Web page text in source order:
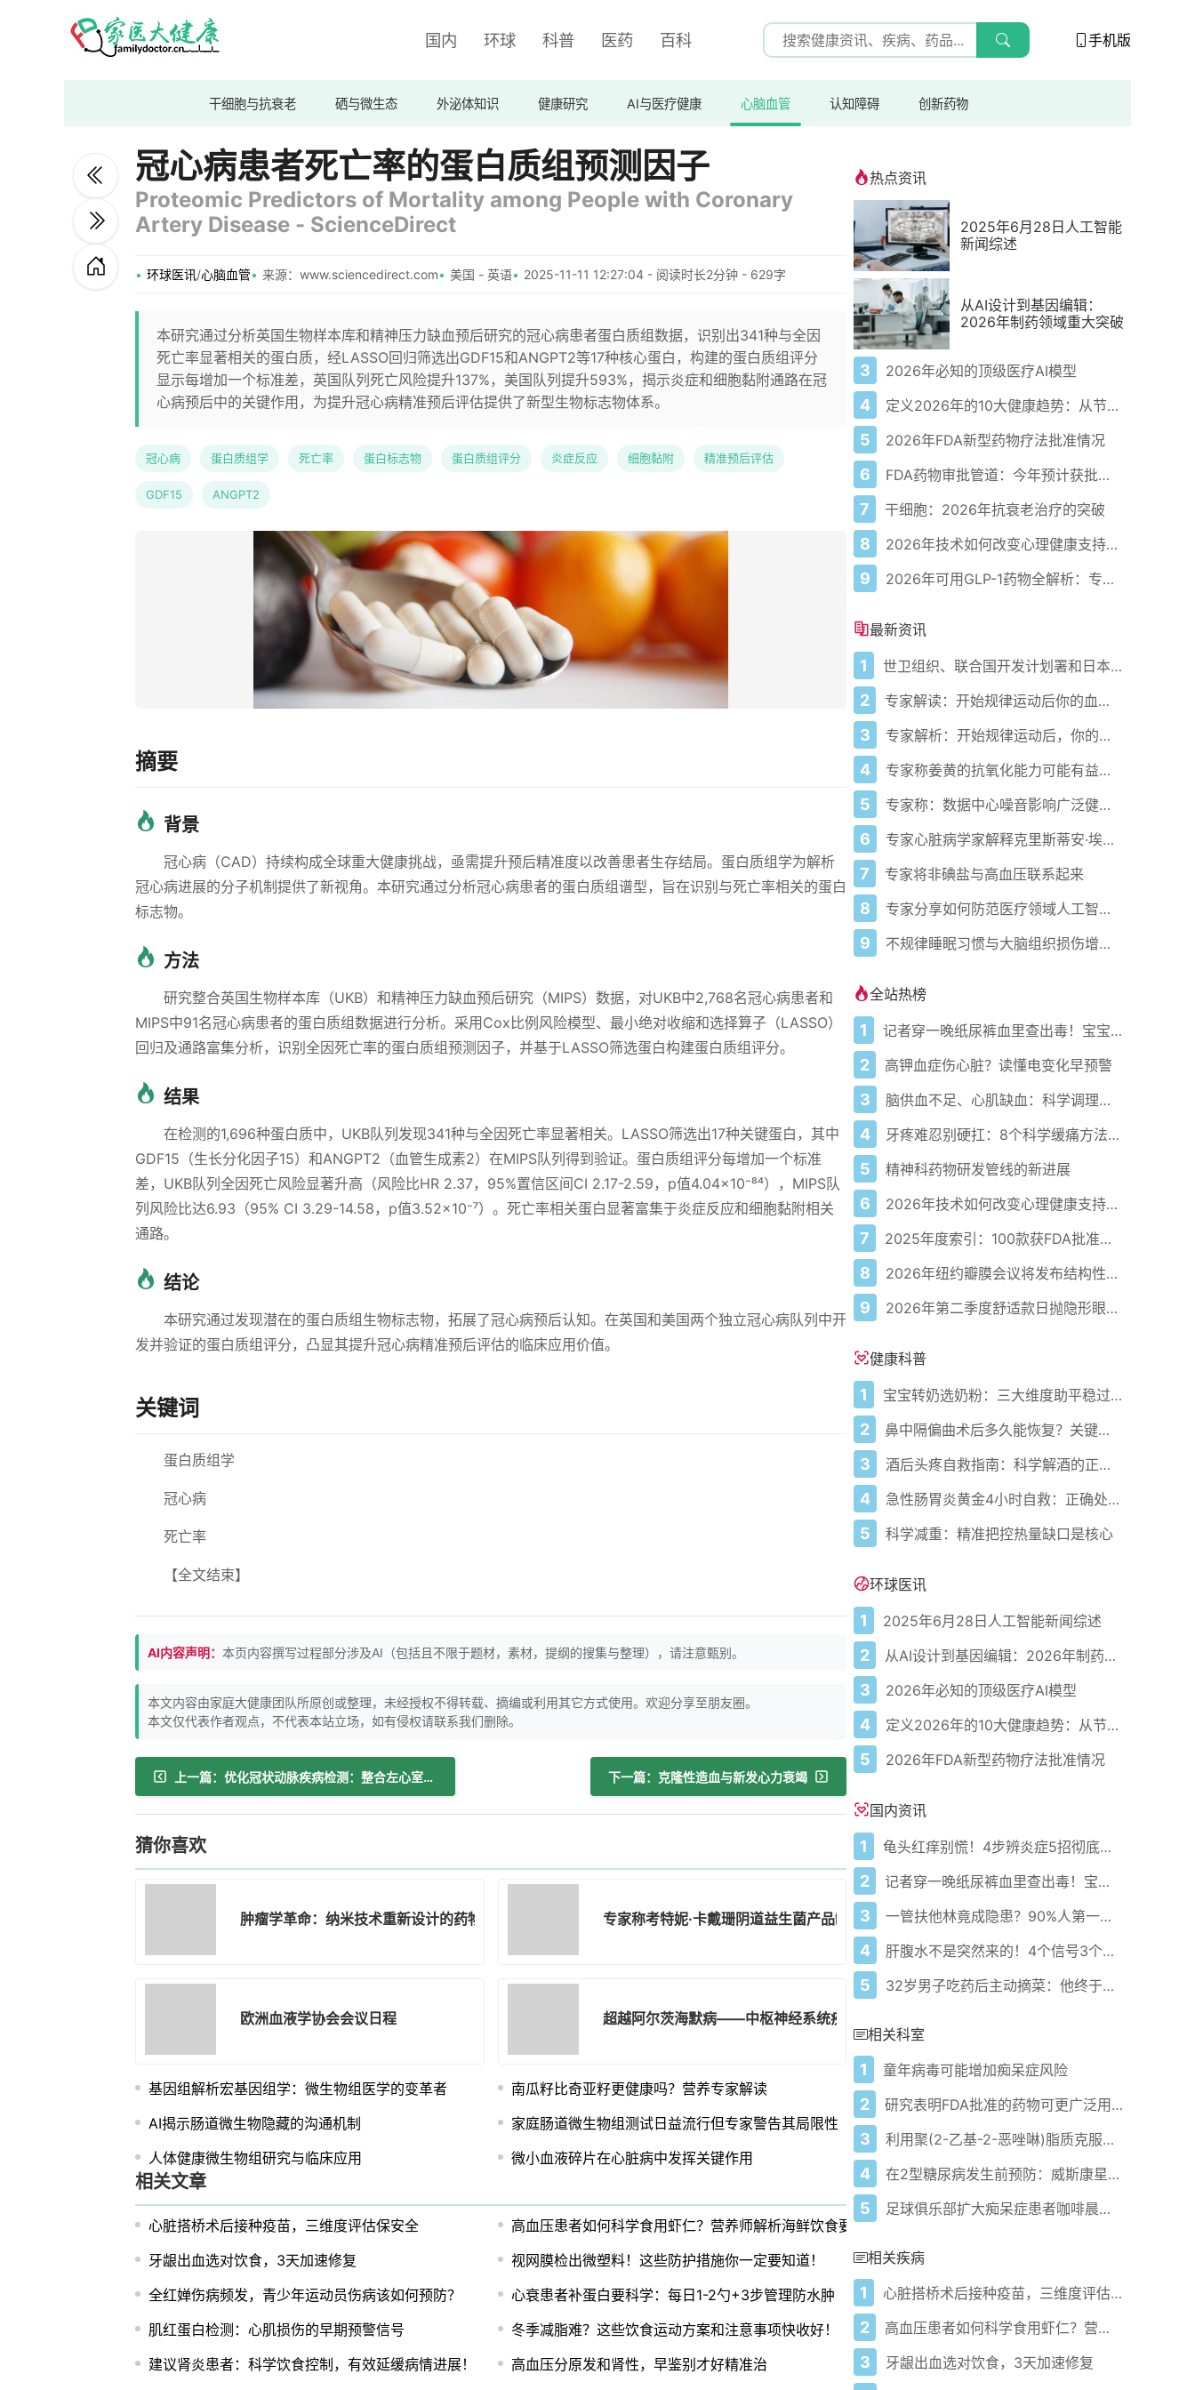
国内 环球 科普 医药 百科 手机版
干细胞与抗衰老 硒与微生态 外泌体知识 健康研究 AI与医疗健康 心脑血管 认知障碍 创新药物
冠心病患者死亡率的蛋白质组预测因子
Proteomic Predictors of Mortality among People with Coronary
Artery Disease - ScienceDirect
环球医讯/心脑血管 来源：www.sciencedirect.com 美国 - 英语 2025-11-11 12:27:04 - 阅读时长2分钟 - 629字
本研究通过分析英国生物样本库和精神压力缺血预后研究的冠心病患者蛋白质组数据，识别出341种与全因
死亡率显著相关的蛋白质，经LASSO回归筛选出GDF15和ANGPT2等17种核心蛋白，构建的蛋白质组评分
显示每增加一个标准差，英国队列死亡风险提升137%，美国队列提升593%，揭示炎症和细胞黏附通路在冠
心病预后中的关键作用，为提升冠心病精准预后评估提供了新型生物标志物体系。
冠心病 蛋白质组学 死亡率 蛋白标志物 蛋白质组评分 炎症反应 细胞黏附 精准预后评估
GDF15 ANGPT2
摘要
背景
冠心病（CAD）持续构成全球重大健康挑战，亟需提升预后精准度以改善患者生存结局。蛋白质组学为解析
冠心病进展的分子机制提供了新视角。本研究通过分析冠心病患者的蛋白质组谱型，旨在识别与死亡率相关的蛋白
标志物。
方法
研究整合英国生物样本库（UKB）和精神压力缺血预后研究（MIPS）数据，对UKB中2,768名冠心病患者和
MIPS中91名冠心病患者的蛋白质组数据进行分析。采用Cox比例风险模型、最小绝对收缩和选择算子（LASSO）
回归及通路富集分析，识别全因死亡率的蛋白质组预测因子，并基于LASSO筛选蛋白构建蛋白质组评分。
结果
在检测的1,696种蛋白质中，UKB队列发现341种与全因死亡率显著相关。LASSO筛选出17种关键蛋白，其中
GDF15（生长分化因子15）和ANGPT2（血管生成素2）在MIPS队列得到验证。蛋白质组评分每增加一个标准
差，UKB队列全因死亡风险显著升高（风险比HR 2.37，95%置信区间CI 2.17-2.59，p值4.04×10⁻⁸⁴），MIPS队
列风险比达6.93（95% CI 3.29-14.58，p值3.52×10⁻⁷）。死亡率相关蛋白显著富集于炎症反应和细胞黏附相关
通路。
结论
本研究通过发现潜在的蛋白质组生物标志物，拓展了冠心病预后认知。在英国和美国两个独立冠心病队列中开
发并验证的蛋白质组评分，凸显其提升冠心病精准预后评估的临床应用价值。
关键词
蛋白质组学
冠心病
死亡率
【全文结束】
AI内容声明： 本页内容撰写过程部分涉及AI（包括且不限于题材，素材，提纲的搜集与整理），请注意甄别。
本文内容由家庭大健康团队所原创或整理，未经授权不得转载、摘编或利用其它方式使用。欢迎分享至朋友圈。
本文仅代表作者观点，不代表本站立场，如有侵权请联系我们删除。
上一篇：优化冠状动脉疾病检测：整合左心室纵向应变和高敏C反应蛋白进行风险分层 下一篇：克隆性造血与新发心力衰竭
猜你喜欢
肿瘤学革命：纳米技术重新设计的药物杀死癌细胞效率提高2万倍专家称考特妮·卡戴珊阴道益生菌产品缺乏科学证据
欧洲血液学协会会议日程 超越阿尔茨海默病——中枢神经系统疾病中生物标志物见解的跨领域转化
基因组解析宏基因组学：微生物组医学的变革者
南瓜籽比奇亚籽更健康吗？营养专家解读
AI揭示肠道微生物隐藏的沟通机制
家庭肠道微生物组测试日益流行但专家警告其局限性
人体健康微生物组研究与临床应用
微小血液碎片在心脏病中发挥关键作用
相关文章
心脏搭桥术后接种疫苗，三维度评估保安全
高血压患者如何科学食用虾仁？营养师解析海鲜饮食要点
牙龈出血选对饮食，3天加速修复
视网膜检出微塑料！这些防护措施你一定要知道！
全红婵伤病频发，青少年运动员伤病该如何预防？
心衰患者补蛋白要科学：每日1-2勺+3步管理防水肿
肌红蛋白检测：心肌损伤的早期预警信号
冬季减脂难？这些饮食运动方案和注意事项快收好！
建议肾炎患者：科学饮食控制，有效延缓病情进展！
高血压分原发和肾性，早鉴别才好精准治
热点资讯
2025年6月28日人工智能
新闻综述
从AI设计到基因编辑：
2026年制药领域重大突破
3 2026年必知的顶级医疗AI模型
4 定义2026年的10大健康趋势：从节律健康到冷热交替疗法
5 2026年FDA新型药物疗法批准情况
6 FDA药物审批管道：今年预计获批的关键新疗法
7 干细胞：2026年抗衰老治疗的突破
8 2026年技术如何改变心理健康支持的获取方式
9 2026年可用GLP-1药物全解析：专家指南
最新资讯
1 世卫组织、联合国开发计划署和日本在加纳启动人工智能健康计划 应对气候敏感性疾病并加强医疗服务
2 专家解读：开始规律运动后你的血压会发生什么变化
3 专家解析：开始规律运动后，你的血压会发生什么变化
4 专家称姜黄的抗氧化能力可能有益心脏健康
5 专家称：数据中心噪音影响广泛健康问题
6 专家心脏病学家解释克里斯蒂安·埃里克森为丹麦队晕倒的原因
7 专家将非碘盐与高血压联系起来
8 专家分享如何防范医疗领域人工智能的负面影响
9 不规律睡眠习惯与大脑组织损伤增加相关
全站热榜
1 记者穿一晚纸尿裤血里查出毒！宝宝血液浓度竟是成人的5倍？
2 高钾血症伤心脏？读懂电变化早预警
3 脑供血不足、心肌缺血：科学调理全攻略
4 牙疼难忍别硬扛：8个科学缓痛方法收好
5 精神科药物研发管线的新进展
6 2026年技术如何改变心理健康支持的获取方式
7 2025年度索引：100款获FDA批准的AI驱动医疗设备
8 2026年纽约瓣膜会议将发布结构性心脏病最新研究成果
9 2026年第二季度舒适款日抛隐形眼镜推荐，优瞳主打长效佩戴体验
健康科普
1 宝宝转奶选奶粉：三大维度助平稳过渡
2 鼻中隔偏曲术后多久能恢复？关键看这几点
3 酒后头疼自救指南：科学解酒的正确打开方式
4 急性肠胃炎黄金4小时自救：正确处置与误区避坑关键
5 科学减重：精准把控热量缺口是核心
环球医讯
1 2025年6月28日人工智能新闻综述
2 从AI设计到基因编辑：2026年制药领域重大突破
3 2026年必知的顶级医疗AI模型
4 定义2026年的10大健康趋势：从节律健康到冷热交替疗法
5 2026年FDA新型药物疗法批准情况
国内资讯
1 龟头红痒别慌！4步辨炎症5招彻底防复发
2 记者穿一晚纸尿裤血里查出毒！宝宝血液浓度竟是成人的5倍？
3 一管扶他林竟成隐患？90%人第一步就错了！
4 肝腹水不是突然来的！4个信号3个管理要点别等肚子鼓起来
5 32岁男子吃药后主动摘菜：他终于活过来了？
相关科室
1 童年病毒可能增加痴呆症风险
2 研究表明FDA批准的药物可更广泛用于治疗罕见肌肉疾病
3 利用聚(2-乙基-2-恶唑啉)脂质克服脂质纳米粒子配方中的PEG困境
4 在2型糖尿病发生前预防：威斯康星儿童医院糖尿病预防诊所内幕
5 足球俱乐部扩大痴呆症患者咖啡晨会规模
相关疾病
1 心脏搭桥术后接种疫苗，三维度评估保安全
2 高血压患者如何科学食用虾仁？营养师解析海鲜饮食要点
3 牙龈出血选对饮食，3天加速修复